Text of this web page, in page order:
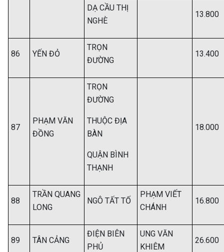
DẠ CẦU THỊ
NGHÈ
13.800
86 YẾN ĐỎ
TRỌN
ĐƯỜNG
13.400
87
PHẠM VĂN
ĐỒNG
TRỌN
ĐƯỜNG
THUỘC ĐỊA
BÀN
QUẬN BÌNH
THẠNH
18.000
88
TRẦN QUANG
LONG
NGÔ TẤT TỐ
PHẠM VIẾT
CHÁNH
16.800
89 TÂN CẢNG
ĐIỆN BIÊN
PHỦ
UNG VĂN
KHIÊM
26.600